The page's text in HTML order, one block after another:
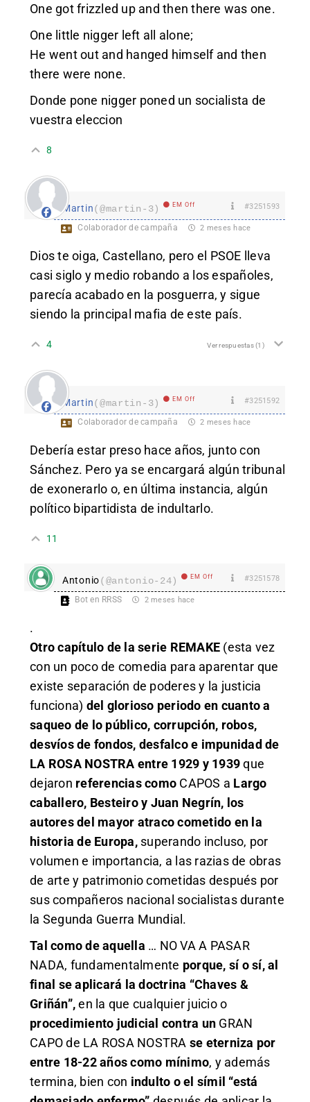
One got frizzled up and then there was one.
One little nigger left all alone;
He went out and hanged himself and then
there were none.
Donde pone nigger poned un socialista de
vuestra eleccion
8
Martin(@martin-3) EM Off #3251593
Colaborador de campaña 2 meses hace
Dios te oiga, Castellano, pero el PSOE lleva
casi siglo y medio robando a los españoles,
parecía acabado en la posguerra, y sigue
siendo la principal mafia de este país.
4 Ver respuestas(1)
Martin(@martin-3) EM Off #3251592
Colaborador de campaña 2 meses hace
Debería estar preso hace años, junto con
Sánchez. Pero ya se encargará algún tribunal
de exonerarlo o, en última instancia, algún
político bipartidista de indultarlo.
11
Antonio(@antonio-24) EM Off #3251578
Bot en RRSS 2 meses hace
.
Otro capítulo de la serie REMAKE (esta vez
con un poco de comedia para aparentar que
existe separación de poderes y la justicia
funciona) del glorioso periodo en cuanto a
saqueo de lo público, corrupción, robos,
desvíos de fondos, desfalco e impunidad de
LA ROSA NOSTRA entre 1929 y 1939que
dejaron referencias como CAPOS a Largo
caballero, Besteiro y Juan Negrín, los
autores del mayor atraco cometido en la
historia de Europa,superando incluso, por
volumen e importancia, a las razias de obras
de arte y patrimonio cometidas después por
sus compañeros nacional socialistas durante
la Segunda Guerra Mundial.
Tal como de aquella … NO VA A PASAR
NADA, fundamentalmente porque, sí o sí, al
final se aplicará la doctrina “Chaves &
Griñán”,en la que cualquier juicio o
procedimiento judicial contra un GRAN
CAPO de LA ROSA NOSTRA se eterniza por
entre 18-22 años como mínimo, y además
termina, bien con indulto o el símil “está